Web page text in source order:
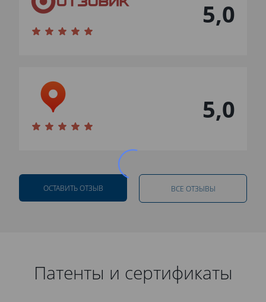
5,0
5,0
ОСТАВИТЬ ОТЗЫВ ВСЕ ОТЗЫВЫ
Патенты и сертификаты